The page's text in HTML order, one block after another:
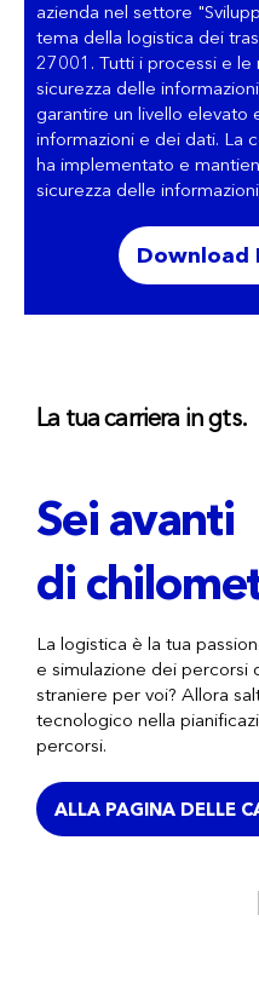
azienda nel settore
tema della logistica dei
27001. Tutti i processi e le
sicurezza delle
garantire un livello elevato
informazioni e dei dati. La
ha implementato e
sicurezza delle
Download
La tua carriera in gts.
Sei avanti
di
La logistica è la tua
e simulazione dei percorsi
straniere per voi? Allora
tecnologico nella
percorsi.
ALLA PAGINA DELLE